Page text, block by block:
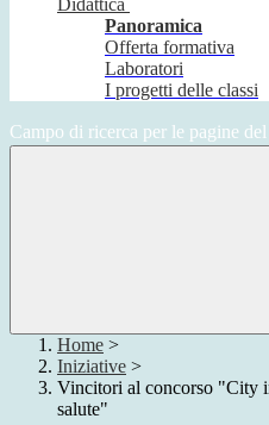
Didattica
Panoramica
Offerta formativa
Laboratori
I progetti delle classi
Campo di ricerca per le pagine
Home >
Iniziative >
Vincitori al concorso "City
salute"